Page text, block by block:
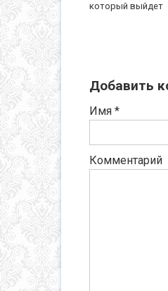
который выйдет
Добавить
Имя *
Комментарий